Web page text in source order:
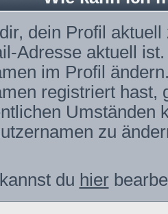
dein Profil
Adresse aktuell
im Profil
registriert hast,
Umständen
zu
du hier